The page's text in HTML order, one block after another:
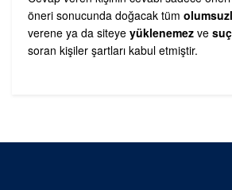
öneri sonucunda doğacak tüm
verene ya da siteye yüklenemez ve
soran kişiler şartları kabul etmiştir.